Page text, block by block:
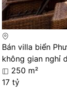
Bán villa biển
không gian nghỉ
250 m²
17 tỷ